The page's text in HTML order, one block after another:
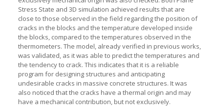
Stress State and 3D simulation achieved results that are
close to those observed in the field regarding the position of
cracks in the blocks and the temperature developed inside
the blocks, compared to the temperatures observed in the
thermometers. The model, already verified in previous works,
was validated, as it was able to predict the temperatures and
the tendency to crack. This indicates that it is a reliable
program for designing structures and anticipating
undesirable cracks in massive concrete structures. It was
also noticed that the cracks have a thermal origin and may
have a mechanical contribution, but not exclusively.